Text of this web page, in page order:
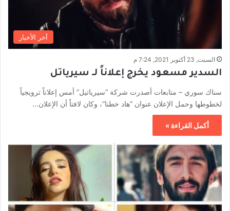
أخر الأخبار
السبت, 23 أكتوبر 2021, 7:24 م
السدير مسعود يخرج إعلاناً لـ سيرياتل
سناك سوري – متابعات أصدرت شركة “سيرياتيل” أمس إعلاناً ترويجياً
لخطوطها وحمل الإعلان عنوان “هاد خطنا”، وكان لافتاً أن الإعلان…
أكمل القراءة »